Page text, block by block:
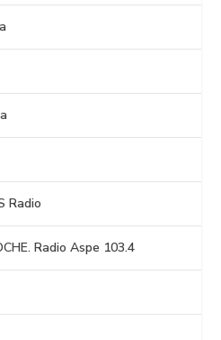
Radio
Radio Aspe 103.4